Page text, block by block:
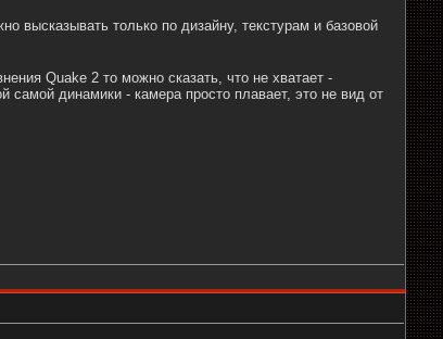
высказывать только по дизайну, текстурам и базовой
Quake 2 то можно сказать, что не хватает -
самой динамики - камера просто плавает, это не вид от